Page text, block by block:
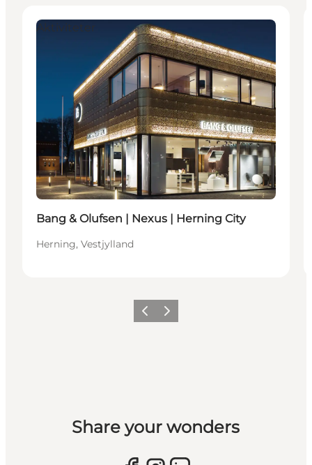
Aktiviteter
Bang & Olufsen | Nexus | Herning City
Herning, Vestjylland
Forrige billede
Næste billede
Share your wonders